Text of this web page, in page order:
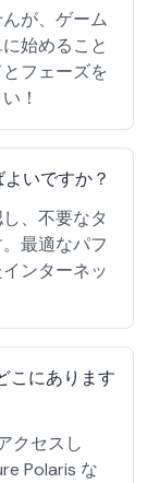
が、ゲーム
始めること
フェーズを
！
いですか？
、不要なタ
最適なパフ
ンターネッ
こにあります
クセスし
Polaris な